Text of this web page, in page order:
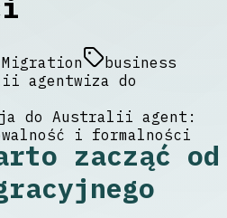
business
agentwiza do
zacząć od